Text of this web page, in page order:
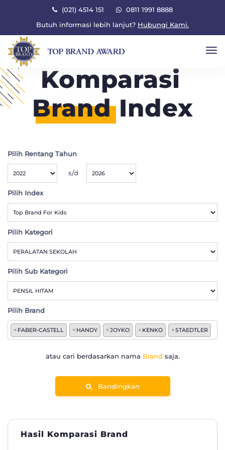
(021) 4514 151
0811 1991 8888
Butuh informasi lebih lanjut? Hubungi Kami.
Komparasi
Brand Index
Pilih Rentang Tahun
s/d
Pilih Index
Pilih Kategori
Pilih Sub Kategori
Pilih Brand
× FABER-CASTELL × HANDY ×JOYKO × KENKO ×STAEDTLER
atau cari berdasarkan nama Brand saja.
Bandingkan
Hasil Komparasi Brand